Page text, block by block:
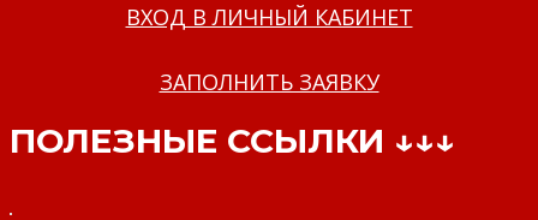
ВХОД В ЛИЧНЫЙ КАБИНЕТ
ЗАПОЛНИТЬ ЗАЯВКУ
ПОЛЕЗНЫЕ ССЫЛКИ ↓↓↓